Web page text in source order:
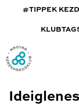
#TIPPEK